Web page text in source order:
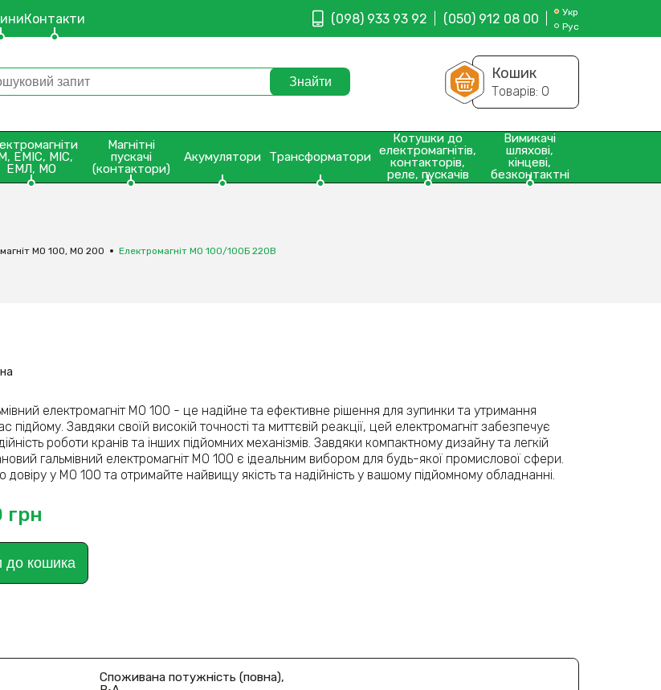
Контакти (098) 933 93 92 (050) 912 08 00
Укр
Рус
Кошик
Товарів: 0
ЕМІС, МІС,
ЕМЛ, МО
Магнітні
пускачі
(контактори)
Акумулятори Трансформатори
Котушки до
електромагнітів,
контакторів,
реле, пускачів
Вимикачі
шляхові,
кінцеві,
безконтактні
МО 100, МО 200 Електромагніт МО 100/100Б 220В
електромагніт МО 100 - це надійне та ефективне рішення для зупинки та утримання
підйому. Завдяки своїй високій точності та миттєвій реакції, цей електромагніт забезпечує
роботи кранів та інших підйомних механізмів. Завдяки компактному дизайну та легкій
гальмівний електромагніт МО 100 є ідеальним вибором для будь-якої промислової сфери.
довіру у МО 100 та отримайте найвищу якість та надійність у вашому підйомному обладнанні.
грн
до кошика
Споживана потужність (повна),